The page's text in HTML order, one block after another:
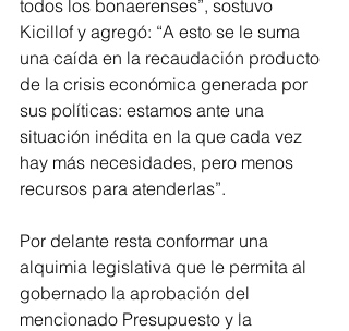
todos los bonaerenses”, sostuvo
Kicillof y agregó: “A esto se le suma
una caída en la recaudación producto
de la crisis económica generada por
sus políticas: estamos ante una
situación inédita en la que cada vez
hay más necesidades, pero menos
recursos para atenderlas”.
Por delante resta conformar una
alquimia legislativa que le permita al
gobernado la aprobación del
mencionado Presupuesto y la